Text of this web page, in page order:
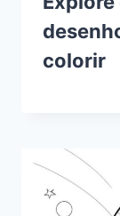
colorir